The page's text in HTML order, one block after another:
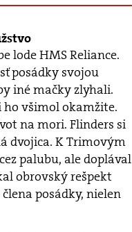
lode HMS Reliance.
posádky svojou
iné mačky zlyhali.
všimol okamžite.
na mori. Flinders si
dvojica. K Trimovým
palubu, ale doplával
obrovský rešpekt
posádky, nielen